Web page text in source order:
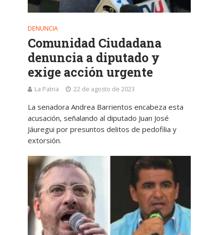
DENUNCIA
Comunidad Ciudadana
denuncia a diputado y
exige acción urgente
La Patria 22 de agosto de 2023
La senadora Andrea Barrientos encabeza esta
acusación, señalando al diputado Juan José
Jáuregui por presuntos delitos de pedofilia y
extorsión.